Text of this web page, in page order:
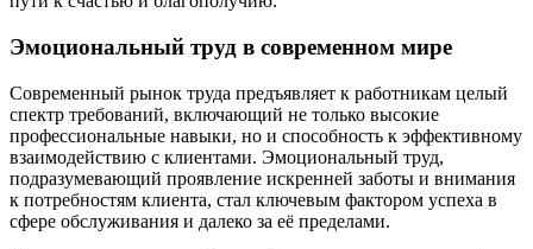
Эмоциональный труд в современном мире
Современный рынок труда предъявляет к работникам целый
спектр требований, включающий не только высокие
профессиональные навыки, но и способность к эффективному
взаимодействию с клиентами. Эмоциональный труд,
подразумевающий проявление искренней заботы и внимания
к потребностям клиента, стал ключевым фактором успеха в
сфере обслуживания и далеко за её пределами.